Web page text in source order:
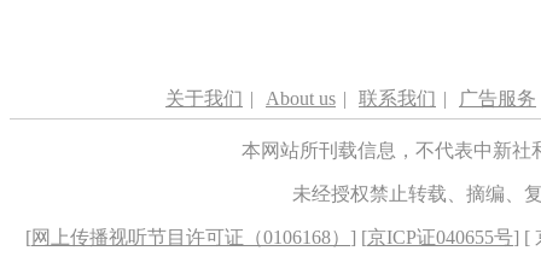
关于我们 | About us | 联系我们 | 广告服务
本网站所刊载信息，不代表中新
未经授权禁止转载、摘编、
[网上传播视听节目许可证（0106168） ] [京ICP证040655号] [